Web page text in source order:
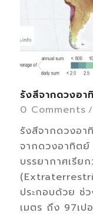
รังสีจากดวงอ
0 Comments /
รังสีจากดวงอ
จากดวงอาทิต
บรรยากาศเรีย
ประกอบด้วย ช่
เมตร ถึง 97เป